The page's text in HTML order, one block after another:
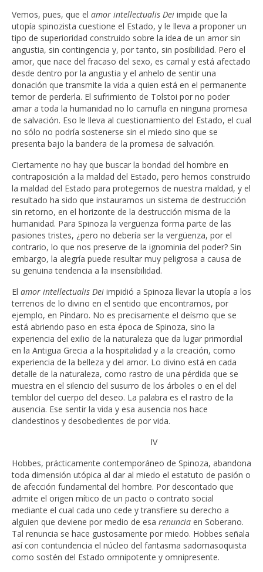
Vemos, pues, que el amor intellectualis Dei impide que la
utopía spinozista cuestione el Estado, y le lleva a proponer un
tipo de superioridad construido sobre la idea de un amor sin
angustia, sin contingencia y, por tanto, sin posibilidad. Pero el
amor, que nace del fracaso del sexo, es carnal y está afectado
desde dentro por la angustia y el anhelo de sentir una
donación que transmite la vida a quien está en el permanente
temor de perderla. El sufrimiento de Tolstoi por no poder
amar a toda la humanidad no lo camufla en ninguna promesa
de salvación. Eso le lleva al cuestionamiento del Estado, el cual
no sólo no podría sostenerse sin el miedo sino que se
presenta bajo la bandera de la promesa de salvación.
Ciertamente no hay que buscar la bondad del hombre en
contraposición a la maldad del Estado, pero hemos construido
la maldad del Estado para protegernos de nuestra maldad, y el
resultado ha sido que instauramos un sistema de destrucción
sin retorno, en el horizonte de la destrucción misma de la
humanidad. Para Spinoza la vergüenza forma parte de las
pasiones tristes, ¿pero no debería ser la vergüenza, por el
contrario, lo que nos preserve de la ignominia del poder? Sin
embargo, la alegría puede resultar muy peligrosa a causa de
su genuina tendencia a la insensibilidad.
El amor intellectualis Dei impidió a Spinoza llevar la utopía a los
terrenos de lo divino en el sentido que encontramos, por
ejemplo, en Píndaro. No es precisamente el deísmo que se
está abriendo paso en esta época de Spinoza, sino la
experiencia del exilio de la naturaleza que da lugar primordial
en la Antigua Grecia a la hospitalidad y a la creación, como
experiencia de la belleza y del amor. Lo divino está en cada
detalle de la naturaleza, como rastro de una pérdida que se
muestra en el silencio del susurro de los árboles o en el del
temblor del cuerpo del deseo. La palabra es el rastro de la
ausencia. Ese sentir la vida y esa ausencia nos hace
clandestinos y desobedientes de por vida.
IV
Hobbes, prácticamente contemporáneo de Spinoza, abandona
toda dimensión utópica al dar al miedo el estatuto de pasión o
de afección fundamental del hombre. Por descontado que
admite el origen mítico de un pacto o contrato social
mediante el cual cada uno cede y transfiere su derecho a
alguien que deviene por medio de esa renuncia en Soberano.
Tal renuncia se hace gustosamente por miedo. Hobbes señala
así con contundencia el núcleo del fantasma sadomasoquista
como sostén del Estado omnipotente y omnipresente.